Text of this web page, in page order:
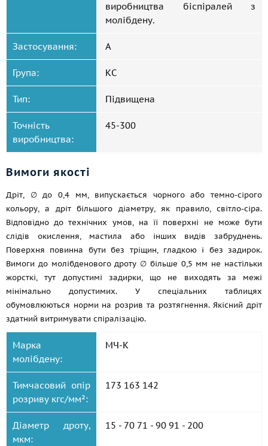
виробництва біспіралей з
молібдену.
Застосування: А
Група: КС
Тип: Підвищена
Точність
виробництва:
45-300
Вимоги якості
Дріт, ∅ до 0,4 мм, випускається чорного або темно-сірого
кольору, а дріт більшого діаметру, як правило, світло-сіра.
Відповідно до технічних умов, на її поверхні не може бути
слідів окислення, мастила або інших видів забруднень.
Поверхня повинна бути без тріщин, гладкою і без задирок.
Вимоги до молібденового дроту ∅ більше 0,5 мм не настільки
жорсткі, тут допустимі задирки, що не виходять за межі
мінімально допустимих. У спеціальних таблицях
обумовлюються норми на розрив та розтягнення. Якісний дріт
здатний витримувати спіралізацію.
Марка
молібдену:
МЧ-К
Тимчасовий опір
розриву кгс/мм²:
173 163 142
Діаметр дроту,
мкм:
15 - 70 71 - 90 91 - 200